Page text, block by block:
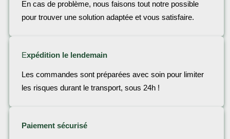
En cas de problème, nous faisons tout notre possible
pour trouver une solution adaptée et vous satisfaire.
Expédition le lendemain
Les commandes sont préparées avec soin pour limiter
les risques durant le transport, sous 24h !
Paiement sécurisé